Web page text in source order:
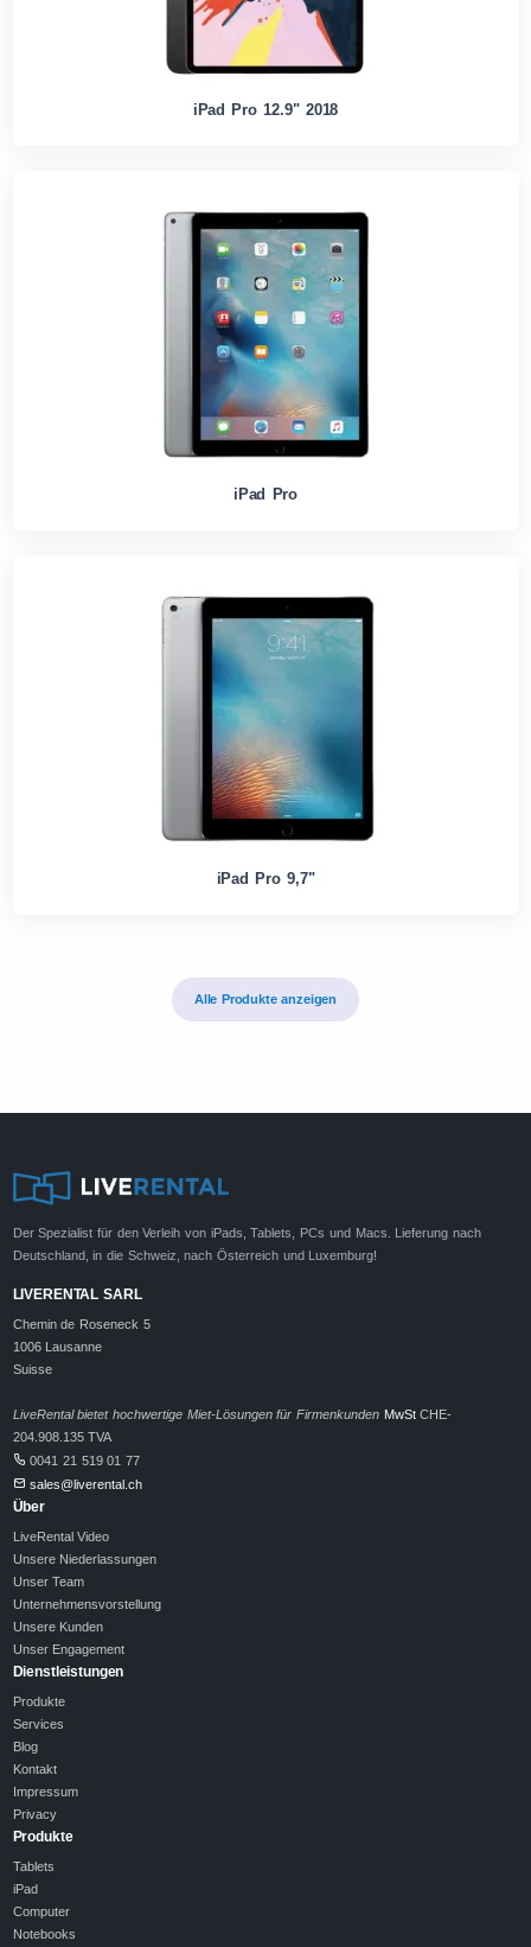
iPad Pro 12.9" 2018
iPad Pro
iPad Pro 9,7"
Alle Produkte anzeigen
Der Spezialist für den Verleih von iPads, Tablets, PCs und Macs. Lieferung nach
Deutschland, in die Schweiz, nach Österreich und Luxemburg!
LIVERENTAL SARL
Chemin de Roseneck 5
1006 Lausanne
Suisse
LiveRental bietet hochwertige Miet-Lösungen für Firmenkunden MwStCHE-
204.908.135 TVA
0041 21 519 01 77
sales@liverental.ch
Über
LiveRental Video
Unsere Niederlassungen
Unser Team
Unternehmensvorstellung
Unsere Kunden
Unser Engagement
Dienstleistungen
Produkte
Services
Blog
Kontakt
Impressum
Privacy
Produkte
Tablets
iPad
Computer
Notebooks